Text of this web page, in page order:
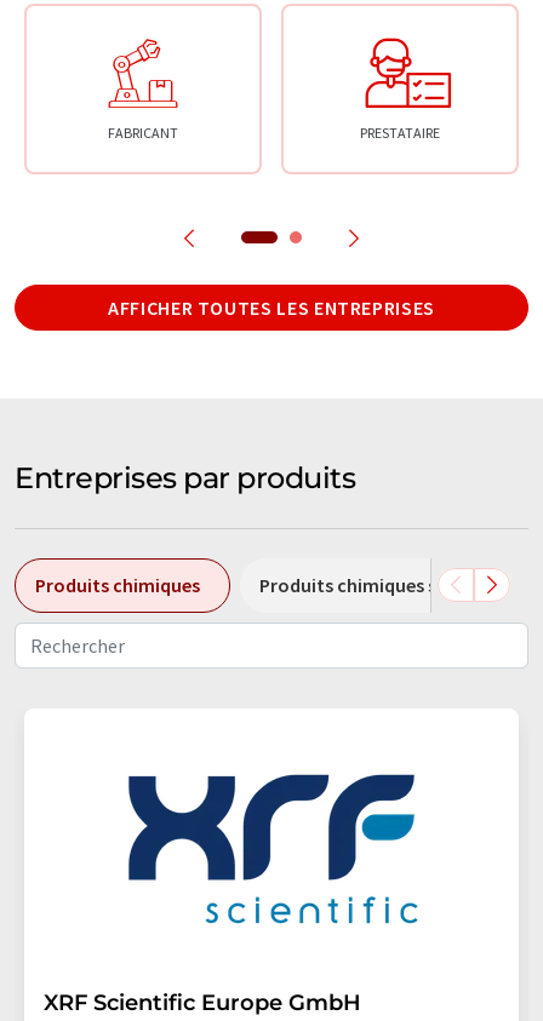
FABRICANT PRESTATAIRE
AFFICHER TOUTES LES ENTREPRISES
Entreprises par produits
Produits chimiques Produits chimiques spéciaux
XRF Scientific Europe GmbH